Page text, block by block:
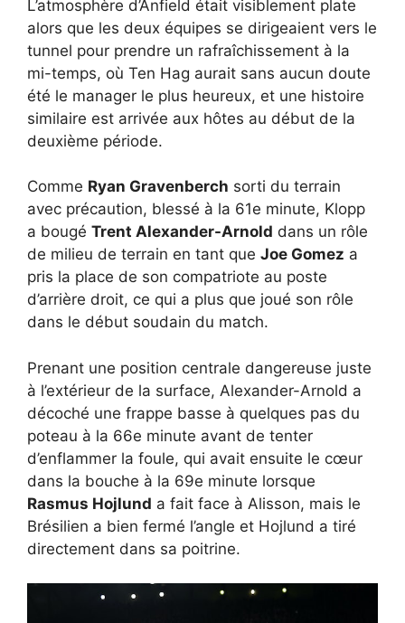
L’atmosphère d’Anfield était visiblement plate
alors que les deux équipes se dirigeaient vers le
tunnel pour prendre un rafraîchissement à la
mi-temps, où Ten Hag aurait sans aucun doute
été le manager le plus heureux, et une histoire
similaire est arrivée aux hôtes au début de la
deuxième période.
Comme Ryan Gravenberch sorti du terrain
avec précaution, blessé à la 61e minute, Klopp
a bougé Trent Alexander-Arnold dans un rôle
de milieu de terrain en tant que Joe Gomez a
pris la place de son compatriote au poste
d’arrière droit, ce qui a plus que joué son rôle
dans le début soudain du match.
Prenant une position centrale dangereuse juste
à l’extérieur de la surface, Alexander-Arnold a
décoché une frappe basse à quelques pas du
poteau à la 66e minute avant de tenter
d’enflammer la foule, qui avait ensuite le cœur
dans la bouche à la 69e minute lorsque
Rasmus Hojlund a fait face à Alisson, mais le
Brésilien a bien fermé l’angle et Hojlund a tiré
directement dans sa poitrine.